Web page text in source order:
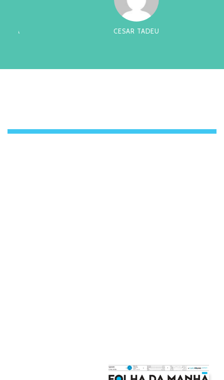
CESAR TADEU